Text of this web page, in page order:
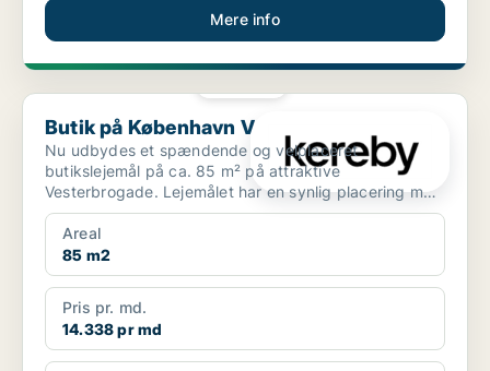
Mere info
Butik på København V
Butik på København V
Nu udbydes et spændende og velplaceret
butikslejemål på ca. 85 m² på attraktive
Vesterbrogade. Lejemålet har en synlig placering med
god eksponering mod...
Areal
85 m2
Pris pr. md.
14.338 pr md